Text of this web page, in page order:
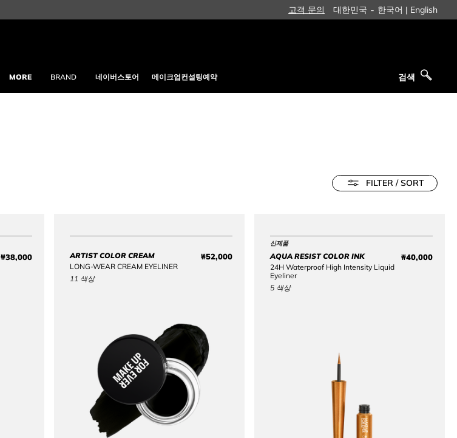
고객 문의 대한민국 - 한국어 | English
MORE BRAND 네이버스토어 메이크업컨설팅예약
검색
FILTER / SORT
Price reduced from
to
₩38,000Original price ₩38,000
ARTIST COLOR CREAM
LONG-WEAR CREAM EYELINER
Price reduced from
to
₩52,000Original price ₩52,000
11 색상
신제품
AQUA RESIST COLOR INK
24H Waterproof High Intensity Liquid
Eyeliner
₩40,000
Price
5 색상